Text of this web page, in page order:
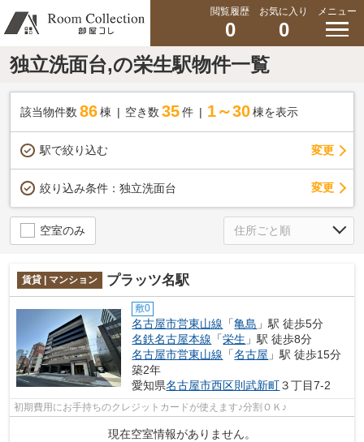
閲覧履歴
0
お気に入り
0
メニュー
独立洗面台,の栄生駅物件一覧
該当物件数 86棟 空き数 35 件 1～30 棟を表示
駅で絞り込む 変更
絞り込み条件： 独立洗面台 変更
空室のみ
賃貸 | マンション プラッツ名駅
敷0
名古屋市営東山線 「亀島 」駅 徒歩5分
名鉄名古屋本線 「栄生 」駅 徒歩8分
名古屋市営東山線 「名古屋 」駅 徒歩15分
築2年
愛知県名古屋市西区則武新町３丁目7-2
初期費用にお手持ちのクレジットカードが使えます♪分割ＯＫ♪
現在空室情報がありません。